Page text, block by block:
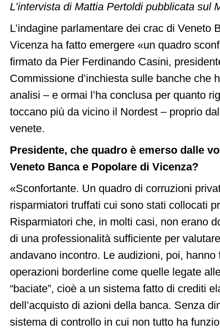
L’intervista di Mattia Pertoldi pubblicata sul
L’indagine parlamentare dei crac di Veneto
Vicenza ha fatto emergere «un quadro
firmato da Pier Ferdinando Casini,
Commissione d’inchiesta sulle banche che
analisi – e ormai l’ha conclusa per quanto
toccano più da vicino il Nordest – proprio
venete.
Presidente, che quadro è emerso dalle
Veneto Banca e Popolare di Vicenza?
«Sconfortante. Un quadro di corruzioni
risparmiatori truffati cui sono stati collocati
Risparmiatori che, in molti casi, non erano
di una professionalità sufficiente per
andavano incontro. Le audizioni, poi, hanno
operazioni borderline come quelle legate
“baciate”, cioè a un sistema fatto di crediti
dell’acquisto di azioni della banca. Senza
sistema di controllo in cui non tutto ha